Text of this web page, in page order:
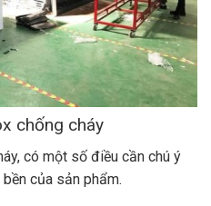
chống cháy
có một số điều cần chú ý
của sản phẩm.